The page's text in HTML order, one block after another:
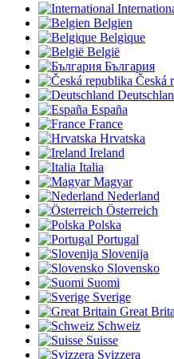
Belgien
Belgique
België
България
Česká
España
France
Hrvatska
Ireland
Italia
Magyar
Nederland
Österreich
Polska
Portugal
Slovenija
Slovensko
Suomi
Sverige
Great
Schweiz
Suisse
Svizzera